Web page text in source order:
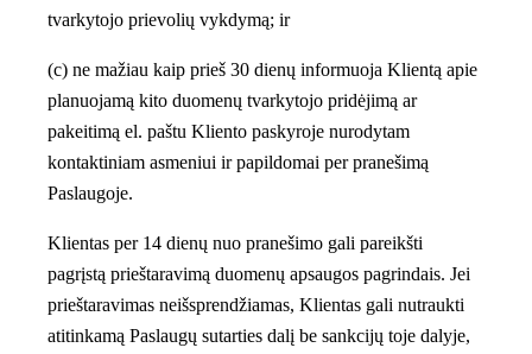
tvarkytojo prievolių vykdymą; ir
(c) ne mažiau kaip prieš 30 dienų informuoja Klientą apie
planuojamą kito duomenų tvarkytojo pridėjimą ar
pakeitimą el. paštu Kliento paskyroje nurodytam
kontaktiniam asmeniui ir papildomai per pranešimą
Paslaugoje.
Klientas per 14 dienų nuo pranešimo gali pareikšti
pagrįstą prieštaravimą duomenų apsaugos pagrindais. Jei
prieštaravimas neišsprendžiamas, Klientas gali nutraukti
atitinkamą Paslaugų sutarties dalį be sankcijų toje dalyje,